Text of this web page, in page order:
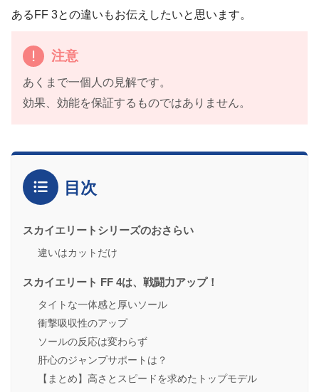
あるFF 3との違いもお伝えしたいと思います。
注意
あくまで一個人の見解です。
効果、効能を保証するものではありません。
目次
スカイエリートシリーズのおさらい
違いはカットだけ
スカイエリート FF 4は、戦闘力アップ！
タイトな一体感と厚いソール
衝撃吸収性のアップ
ソールの反応は変わらず
肝心のジャンプサポートは？
【まとめ】高さとスピードを求めたトップモデル